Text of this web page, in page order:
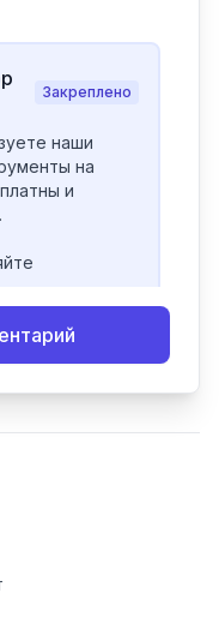
Закреплено
наши
на
и
в доработке.
— буду
в